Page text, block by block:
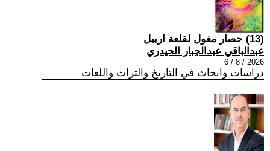
(13) حصار مغول لقلعة اربيل
عبدالباقي عبدالجبار الحيدري
2026 / 8 / 6
دراسات وابحاث في التاريخ والتراث واللغات